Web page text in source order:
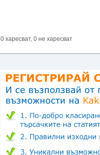
0 харесват, 0 не харесват